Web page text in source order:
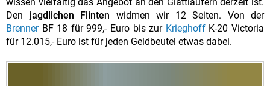
Den jagdlichen Flinten widmen wir 12 Seiten. Von der
BrennerBF 18 für 999,- Euro bis zur KrieghoffK-20 Victoria
für 12.015,- Euro ist für jeden Geldbeutel etwas dabei.